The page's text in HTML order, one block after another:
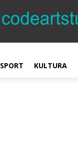
SPORT KULTURA